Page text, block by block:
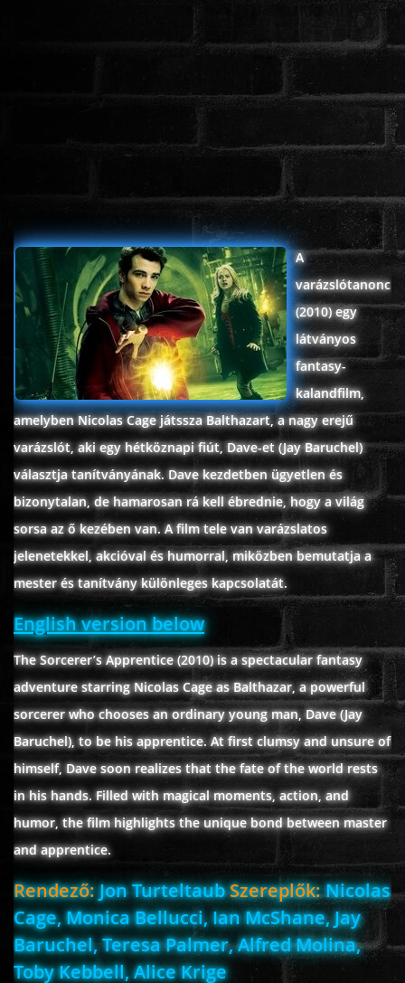
DOKUMENTUMFILMEK
ÉLŐ ADÁSOK (LIVE)
SOROZAT
KARÁCSONYI FILMEK
PC-GAME
www.onlinefilmvilag2.eu,Copyright © 2017-2026 Az oldal nem tárol
semmilyen jogsértő tartalmat. Minden adat külső forrásból származik |
Frissítve: 2026.07.27|Fel ↑
A
varázslótanonc
(2010) egy
látványos
fantasy-
kalandfilm,
amelyben Nicolas Cage játssza Balthazart, a nagy erejű
varázslót, aki egy hétköznapi fiút, Dave-et (Jay Baruchel)
választja tanítványának. Dave kezdetben ügyetlen és
bizonytalan, de hamarosan rá kell ébrednie, hogy a világ
sorsa az ő kezében van. A film tele van varázslatos
jelenetekkel, akcióval és humorral, miközben bemutatja a
mester és tanítvány különleges kapcsolatát.
English version below
The Sorcerer’s Apprentice (2010) is a spectacular fantasy
adventure starring Nicolas Cage as Balthazar, a powerful
sorcerer who chooses an ordinary young man, Dave (Jay
Baruchel), to be his apprentice. At first clumsy and unsure of
himself, Dave soon realizes that the fate of the world rests
in his hands. Filled with magical moments, action, and
humor, the film highlights the unique bond between master
and apprentice.
Rendező:Jon TurteltaubSzereplők:Nicolas
Cage, Monica Bellucci, Ian McShane, Jay
Baruchel, Teresa Palmer, Alfred Molina,
Toby Kebbell, Alice Krige